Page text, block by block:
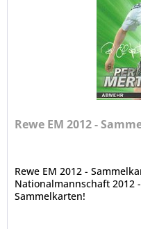
Rewe EM 2012 -
Rewe EM 2012 -
Nationalmannschaft 2012
Sammelkarten!